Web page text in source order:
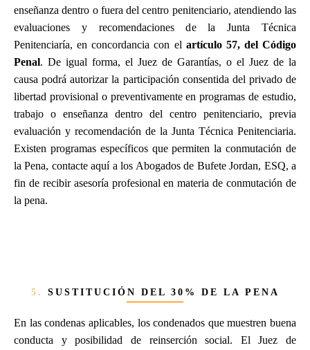
enseñanza dentro o fuera del centro penitenciario, atendiendo las
evaluaciones y recomendaciones de la Junta Técnica
Penitenciaría, en concordancia con el artículo 57, del Código
Penal. De igual forma, el Juez de Garantías, o el Juez de la
causa podrá autorizar la participación consentida del privado de
libertad provisional o preventivamente en programas de estudio,
trabajo o enseñanza dentro del centro penitenciario, previa
evaluación y recomendación de la Junta Técnica Penitenciaria.
Existen programas específicos que permiten la conmutación de
la Pena, contacte aquí a los Abogados de Bufete Jordan, ESQ, a
fin de recibir asesoría profesional en materia de conmutación de
la pena.
5. SUSTITUCIÓN DEL 30% DE LA PENA
En las condenas aplicables, los condenados que muestren buena
conducta y posibilidad de reinserción social. El Juez de